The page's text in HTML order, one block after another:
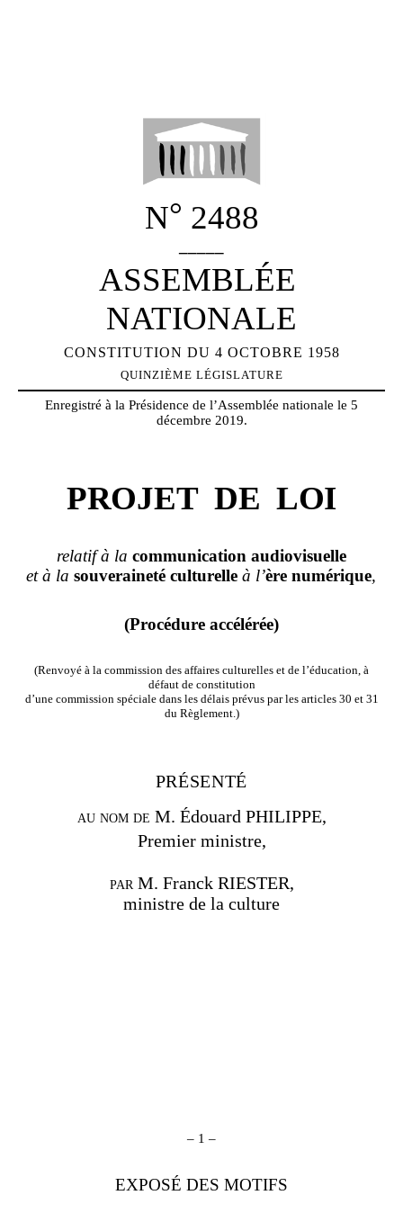
N° 2488
ASSEMBLÉE
NATIONALE
CONSTITUTION DU 4 OCTOBRE 1958
QUINZIÈME LÉGISLATURE
Enregistré à la Présidence de l’Assemblée nationale le 5
décembre 2019.
PROJET DE LOI
relatif à la communication audiovisuelle
et à la souveraineté culturelle à l’ère numérique,
(Procédure accélérée)
(Renvoyé à la commission des affaires culturelles et de l’éducation, à
défaut de constitution
d’une commission spéciale dans les délais prévus par les articles 30 et 31
du Règlement.)
PRÉSENTÉ
au nom de M. Édouard PHILIPPE,
Premier ministre,
par M. Franck RIESTER,
ministre de la culture
– 1 –
EXPOSÉ DES MOTIFS